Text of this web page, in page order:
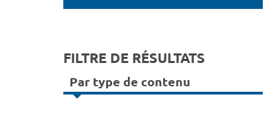
FILTRE DE RÉSULTATS
Par type de contenu